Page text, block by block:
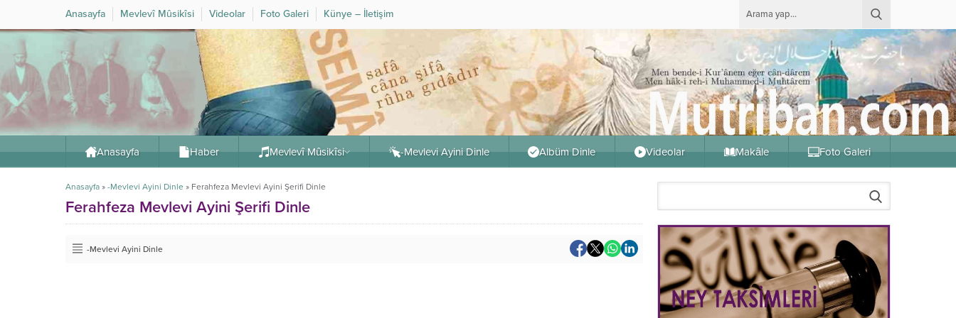
Anasayfa Mevlevî Mûsikîsi Videolar Foto Galeri Künye – İletişim
Anasayfa Haber Mevlevî Mûsikîsi -Mevlevi Ayini Dinle Albüm Dinle Videolar Makâle Foto Galeri
Anasayfa » -Mevlevi Ayini Dinle » Ferahfeza Mevlevi Ayini Şerifi Dinle
Ferahfeza Mevlevi Ayini Şerifi Dinle
-Mevlevi Ayini Dinle